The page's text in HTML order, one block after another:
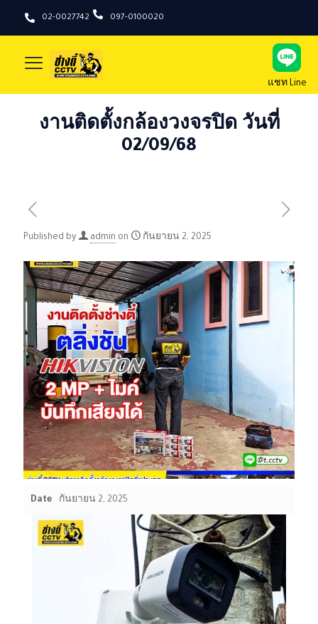
02-0027742 097-0100020
แชท Line
งานติดตั้งกล้องวงจรปิด วันที่
02/09/68
Published by admin on กันยายน 2, 2025
Date กันยายน 2, 2025